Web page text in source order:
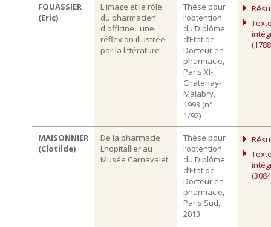
FOUASSIER
(Eric)
L'image et le rôle
du pharmacien
d'officine : une
réflexion illustrée
par la littérature
Thèse pour
l’obtention
du Diplôme
d’Etat de
Docteur en
pharmacie,
Paris XI-
Chatenay-
Malabry,
1993 (n°
1/92)
MAISONNIER
(Clotilde)
De la pharmacie
Lhopitallier au
Musée Carnavalet
Thèse pour
l’obtention
du Diplôme
d’Etat de
Docteur en
pharmacie,
Paris Sud,
2013